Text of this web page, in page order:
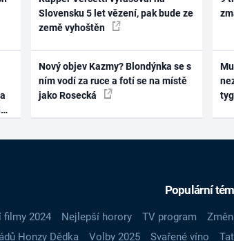
Slovensku 5 let vězení, pak bude ze
země vyhoštěn
Nový objev Kazmy? Blondýnka se s
ním vodí za ruce a fotí se na místě
jako Rosecká
Populární
filmy 2024 Nejlepší horory TV program
Honzy Dědka Volby 2025 Svařené víno